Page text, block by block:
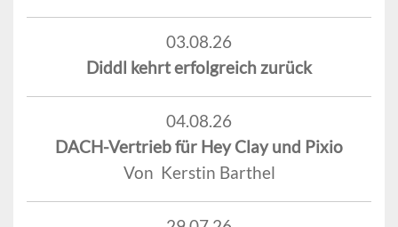
03.08.26
Diddl kehrt erfolgreich zurück
04.08.26
DACH-Vertrieb für Hey Clay und Pixio
Von Kerstin Barthel